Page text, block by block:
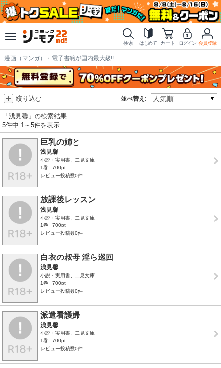
検索 はじめて カート ログイン 会員登録
漫画（マンガ）・電子書籍が国内最大級!!
並べ替え:
絞り込む
「浅見馨」の検索結果
5件中 1～5件を表示
巨乳の姉と
浅見馨
小説・実用書、二見文庫
1巻
700pt
レビュー投稿数0件
放課後レッスン
浅見馨
小説・実用書、二見文庫
1巻
700pt
レビュー投稿数0件
白衣の叔母 淫ら巡回
浅見馨
小説・実用書、二見文庫
1巻
700pt
レビュー投稿数0件
派遣看護婦
浅見馨
小説・実用書、二見文庫
1巻
700pt
レビュー投稿数0件